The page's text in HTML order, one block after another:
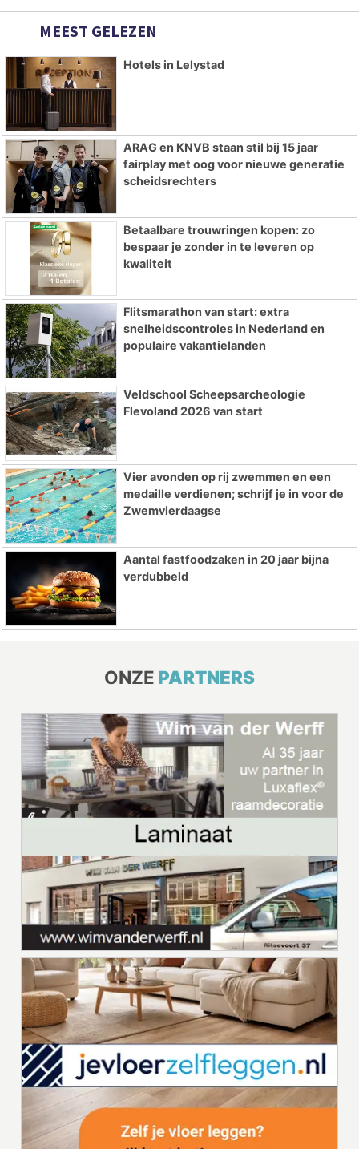
MEEST GELEZEN
Hotels in Lelystad
ARAG en KNVB staan stil bij 15 jaar
fairplay met oog voor nieuwe generatie
scheidsrechters
Betaalbare trouwringen kopen: zo
bespaar je zonder in te leveren op
kwaliteit
Flitsmarathon van start: extra
snelheidscontroles in Nederland en
populaire vakantielanden
Veldschool Scheepsarcheologie
Flevoland 2026 van start
Vier avonden op rij zwemmen en een
medaille verdienen; schrijf je in voor de
Zwemvierdaagse
Aantal fastfoodzaken in 20 jaar bijna
verdubbeld
ONZE PARTNERS